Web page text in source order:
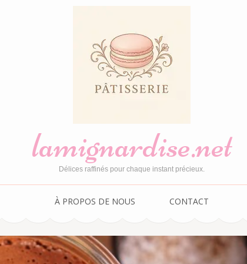
lamignardise.net
Délices raffinés pour chaque instant précieux.
À PROPOS DE NOUS CONTACT